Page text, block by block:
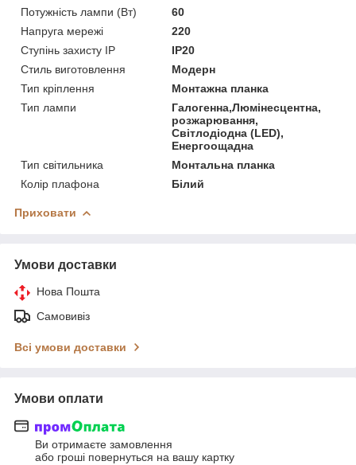
Потужність лампи (Вт)
60
Напруга мережі
220
Ступінь захисту IP
IP20
Стиль виготовлення
Модерн
Тип кріплення
Монтажна планка
Тип лампи
Галогенна,Люмінесцентна,
розжарювання,
Світлодіодна (LED),
Енергоощадна
Тип світильника
Монтальна планка
Колір плафона
Білий
Приховати
Умови доставки
Нова Пошта
Самовивіз
Всі умови доставки
Умови оплати
Ви отримаєте замовлення
або гроші повернуться на вашу картку